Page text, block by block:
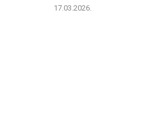
17.03.2026.